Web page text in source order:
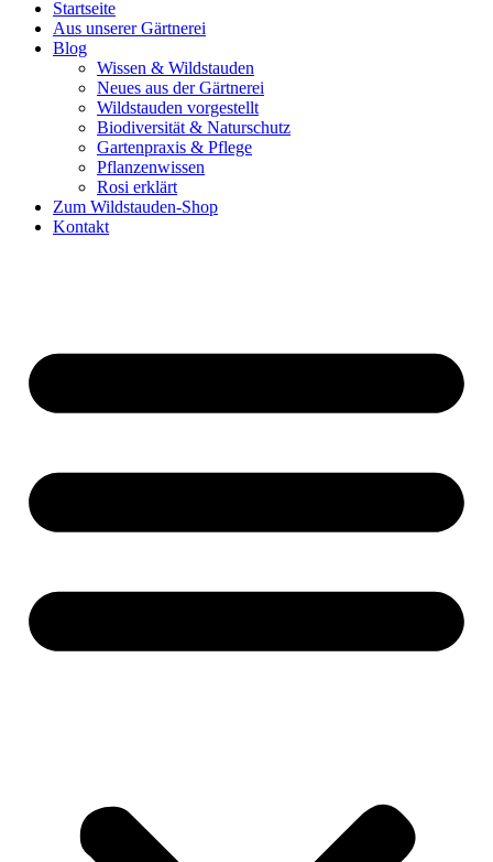
Startseite
Aus unserer Gärtnerei
Blog
Wissen & Wildstauden
Neues aus der Gärtnerei
Wildstauden vorgestellt
Biodiversität & Naturschutz
Gartenpraxis & Pflege
Pflanzenwissen
Rosi erklärt
Zum Wildstauden-Shop
Kontakt